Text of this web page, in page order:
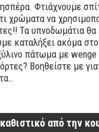
Φτιάχνουμε
χρώματα να
Τα υπνοδωμάτια θα
καταλήξει ακόμα
πάτωμα με
Βοηθείστε με
από την